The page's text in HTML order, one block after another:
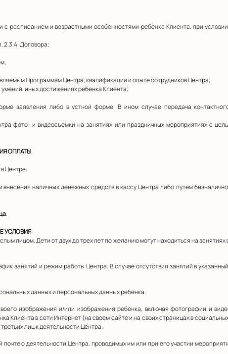
с расписанием и возрастными особенностями ребенка Клиента, при
2.3.4. Договора;
Программам Центра, квалификации и опыте сотрудников Центра;
иных достижениях ребенка Клиента;
заявления либо в устной форме. В ином случае передача
фото- и видеосъемки на занятиях или праздничных мероприятиях с
ОПЛАТЫ
Центре.
наличных денежных средств в кассу Центра либо путем
.
УСЛОВИЯ
лицом. Дети от двух до трех лет по желанию могут находиться на
занятий и режим работы Центра. В случае отсутствия занятий в
данных и персональных данных ребенка.
изображения и/или изображения ребенка, включая фотографии и
в сети Интернет (на своем сайте и на своих страницах в
лиц к деятельности Центра.
о деятельности Центра, проводимых им или при его участии